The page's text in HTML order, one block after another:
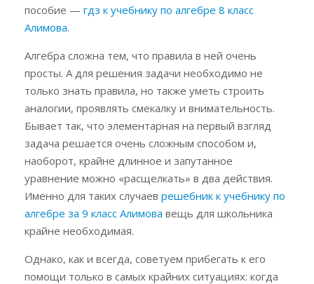
пособие — гдз к учебнику по алгебре 8 класс
Алимова.
Алгебра сложна тем, что правила в ней очень
просты. А для решения задачи необходимо не
только знать правила, но также уметь строить
аналогии, проявлять смекалку и внимательность.
Бывает так, что элементарная на первый взгляд
задача решается очень сложным способом и,
наоборот, крайне длинное и запутанное
уравнение можно «расщелкать» в два действия.
Именно для таких случаев решебник к учебнику по
алгебре за 9 класс Алимова вещь для школьника
крайне необходимая.
Однако, как и всегда, советуем прибегать к его
помощи только в самых крайних ситуациях: когда